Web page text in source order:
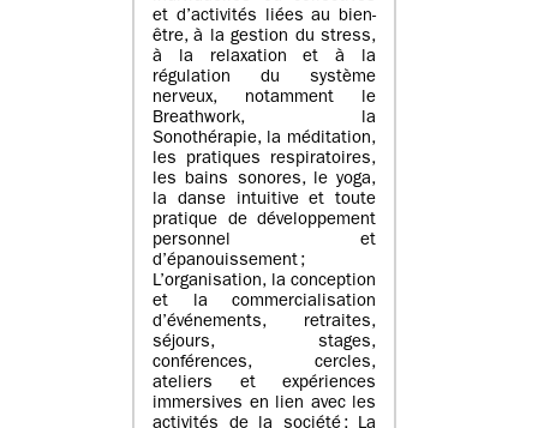
et d’activités liées au bien-
être, à la gestion du stress,
à la relaxation et à la
régulation du système
nerveux, notamment le
Breathwork, la
Sonothérapie, la méditation,
les pratiques respiratoires,
les bains sonores, le yoga,
la danse intuitive et toute
pratique de développement
personnel et
d’épanouissement ;
L’organisation, la conception
et la commercialisation
d’événements, retraites,
séjours, stages,
conférences, cercles,
ateliers et expériences
immersives en lien avec les